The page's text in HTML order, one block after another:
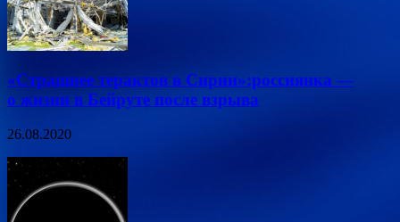
«Страшнее терактов в Сирии»:россиянка —
о жизни в Бейруте после взрыва
26.08.2020